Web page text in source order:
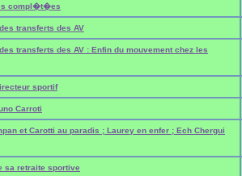
compl�t�es
transferts des AV
transferts des AV : Enfin du mouvement chez les
sportif
Carroti
et Carotti au paradis ; Laurey en enfer ; Ech Chergui
sa retraite sportive